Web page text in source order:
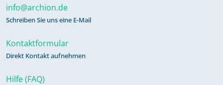
info@archion.de
Schreiben Sie uns eine E-Mail
Kontaktformular
Direkt Kontakt aufnehmen
Hilfe (FAQ)